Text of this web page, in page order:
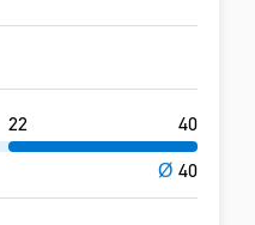
Ø 40
22 40